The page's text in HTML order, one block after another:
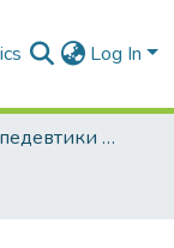
Log In
Кафедра пропедевтики педіатрії № 2